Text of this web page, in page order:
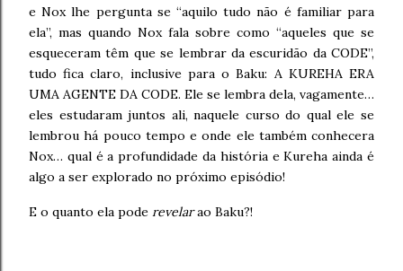
e Nox lhe pergunta se “aquilo tudo não é familiar para
ela”, mas quando Nox fala sobre como “aqueles que se
esqueceram têm que se lembrar da escuridão da CODE”,
tudo fica claro, inclusive para o Baku: A KUREHA ERA
UMA AGENTE DA CODE. Ele se lembra dela, vagamente…
eles estudaram juntos ali, naquele curso do qual ele se
lembrou há pouco tempo e onde ele também conhecera
Nox… qual é a profundidade da história e Kureha ainda é
algo a ser explorado no próximo episódio!
E o quanto ela pode revelarao Baku?!